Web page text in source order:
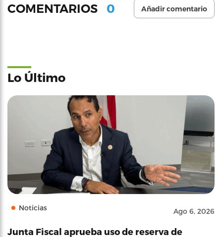
COMENTARIOS 0 Añadir comentario
Lo Último
Noticias Ago 6, 2026
Junta Fiscal aprueba uso de reserva de